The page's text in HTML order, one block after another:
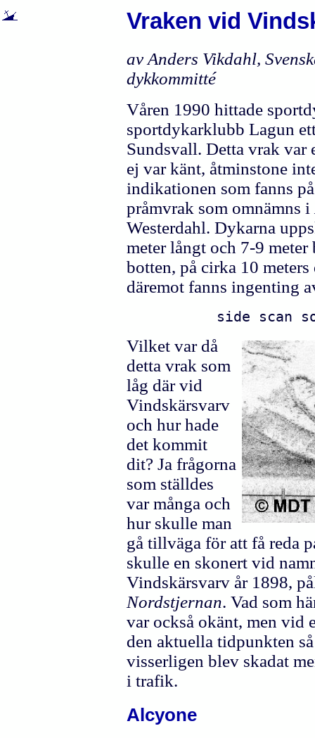
Vraken vid
av Anders Vikdahl,
dykkommitté
Våren 1990 hittade
sportdykarklubb Lagun
Sundsvall. Detta vrak
ej var känt, åtminstone
indikationen som fanns
pråmvrak som omnämns i
Westerdahl. Dykarna
meter långt och 7-9
botten, på cirka 10
däremot fanns ingenting
side scan
Vilket var då
detta vrak som
låg där vid
Vindskärsvarv
och hur hade
det kommit
dit? Ja frågorna
som ställdes
var många och
hur skulle man
gå tillväga för att få reda
skulle en skonert vid
Vindskärsvarv år 1898,
Nordstjernan. Vad som
var också okänt, men vid
den aktuella tidpunkten
visserligen blev skadat
i trafik.
Alcyone